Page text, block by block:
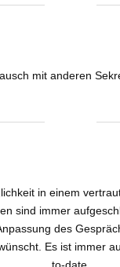
mit anderen
in einem
sind immer
des
Es ist immer